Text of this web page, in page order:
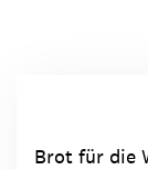
Brot für die